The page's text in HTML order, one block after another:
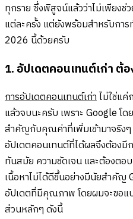
ทุกราย ซึ่งพิสูจน์แล้วว่าไม่เพียงช่
แต่ละครั้ง แต่ยังพร้อมสำหรับการ
2026 นี้ด้วยครับ
1. อัปเดตคอนเทนต์เก่า ต้
การอัปเดตคอนเทนต์เก่าไม่ใช่แค่
แล้วจบนะครับ เพราะ Google โ
สำคัญกับคุณค่าที่เพิ่มเข้ามาจริงๆ
อัปเดตคอนเทนต์ที่ได้ผลจึงต้องมี
ทันสมัย ความชัดเจน และต้องตอ
เนื้อหาไม่ได้ดีขึ้นอย่างมีนัยสำคัญ
อัปเดตที่มีคุณภาพ โดยผมจะขอแ
ส่วนหลักๆ ดังนี้